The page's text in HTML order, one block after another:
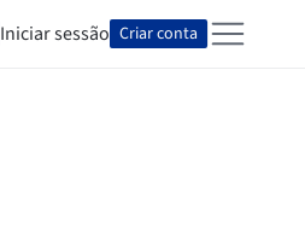
Iniciar sessão Criar conta